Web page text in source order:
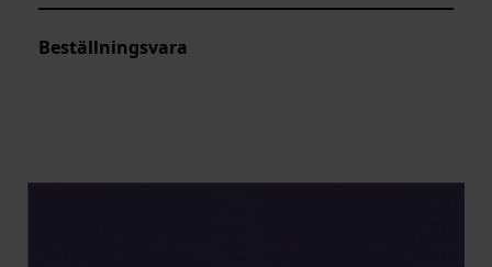
Beställningsvara